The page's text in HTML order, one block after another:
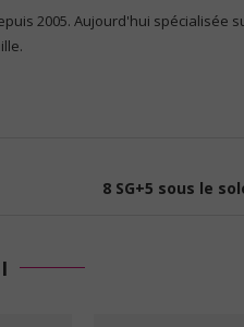
2005. Aujourd'hui spécialisée
8 SG+5 sous le